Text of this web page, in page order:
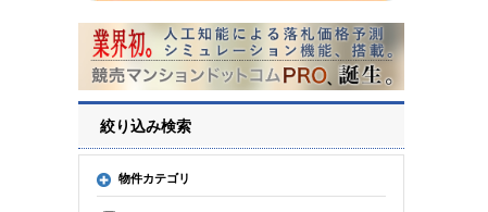
絞り込み検索
物件カテゴリ